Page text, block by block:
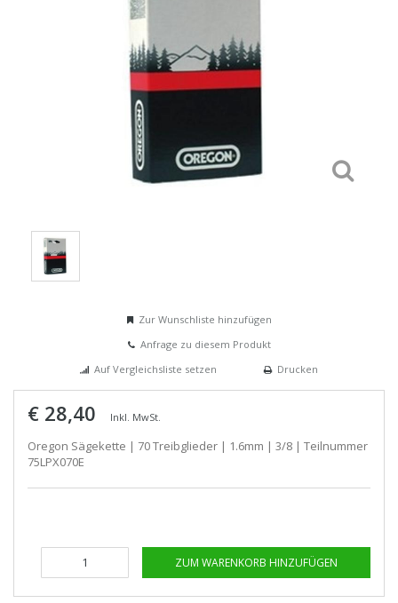
Zur Wunschliste hinzufügen
Anfrage zu diesem Produkt
Auf Vergleichsliste setzen
Drucken
€ 28,40 Inkl. MwSt.
Oregon Sägekette | 70 Treibglieder | 1.6mm | 3/8 | Teilnummer
75LPX070E
ZUM WARENKORB HINZUFÜGEN